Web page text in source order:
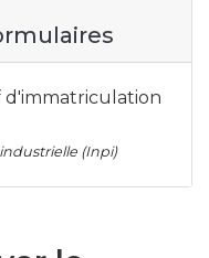
d'immatriculation
(Inpi)